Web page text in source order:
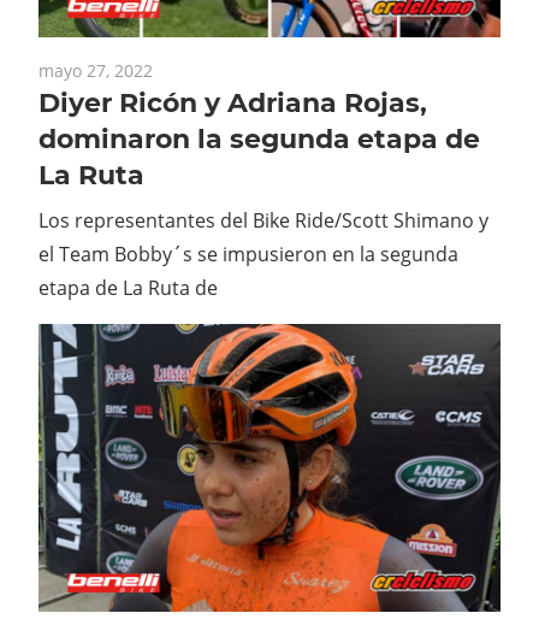
mayo 27, 2022
Diyer Ricón y Adriana Rojas,
dominaron la segunda etapa de
La Ruta
Los representantes del Bike Ride/Scott Shimano y
el Team Bobby´s se impusieron en la segunda
etapa de La Ruta de